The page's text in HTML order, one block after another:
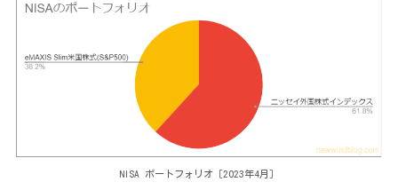
NISA ポートフォリオ［2023年4月］